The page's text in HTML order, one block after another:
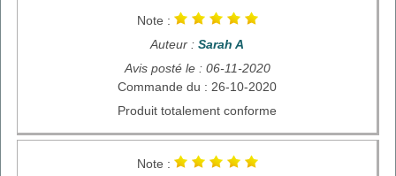
Note :
Auteur : Sarah A
Avis posté le : 06-11-2020
Commande du : 26-10-2020
Produit totalement conforme
Note :